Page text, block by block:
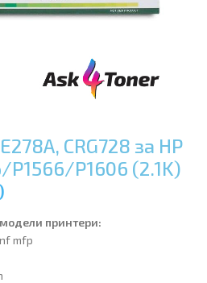
CRG728 за HP
P1566/P1606 (2.1K)
принтери:
mfp